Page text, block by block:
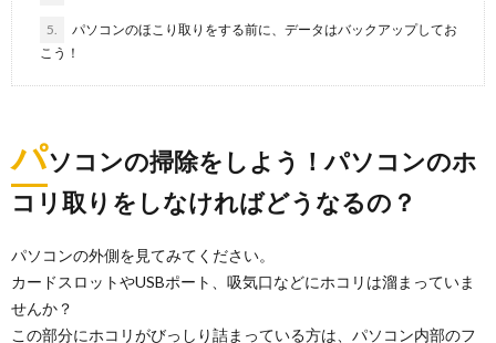
車のダッシュボードはホコリが目立ちやすいですね。
車に限らず掃除の仕方や頻度は、人それぞれだと...
掃除をきちんとしているのに、どうしてほこりって毎
冷蔵庫の臭いの取り方について。掃除方法
から驚きの方法まで
いますよね。 臭いの取り方として、まずは、冷蔵...
5.
パソコンのほこり取りをする前に、データはバックアップしてお
こう！
パソコンの掃除をしよう！パソコンのホ
コリ取りをしなければどうなるの？
パソコンの外側を見てみてください。
カードスロットやUSBポート、吸気口などにホコリは溜まっていま
せんか？
この部分にホコリがびっしり詰まっている方は、パソコン内部のフ